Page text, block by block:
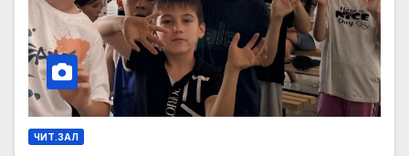
ЧИТ.ЗАЛ